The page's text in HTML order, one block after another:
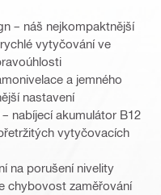
– náš nejkompaktnější
vytyčování ve
a jemného
nastavení
nabíjecí akumulátor B12
vytyčovacích
na porušení nivelity
chybovost zaměřování